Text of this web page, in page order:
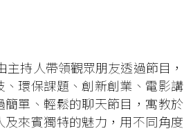
持人帶領觀眾朋友透過節目，
環保課題、創新創業、電影講
單、輕鬆的聊天節目，寓教於
來賓獨特的魅力，用不同角度